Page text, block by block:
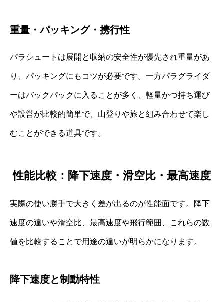
重量・パッキング・携行性
パラシュートは展開と収納の安全性が優先され重量があ
り、パッキングにもコツが必要です。一方パラグライダ
ーはバックパックに入ることが多く、軽量かつ持ち運び
や設営が比較的簡単で、山登りや旅と組み合わせて楽し
むことができる道具です。
性能比較：降下速度・滑空比・最高速度
実際の使い勝手で大きく差が出るのが性能面です。降下
速度の違いや滑空比、最高速度や飛行範囲、これらの数
値を比較することで用途の違いが明らかになります。
降下速度と制動特性